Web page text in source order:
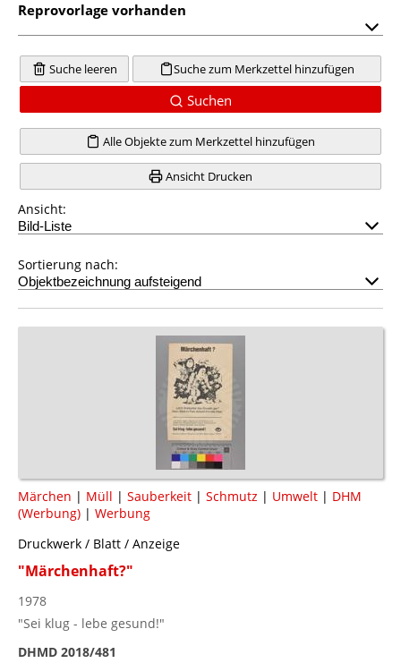
Reprovorlage vorhanden
Suche leeren Suche zum Merkzettel hinzufügen
Suchen
Alle Objekte zum Merkzettel hinzufügen
Ansicht Drucken
Ansicht:
Sortierung nach:
Märchen | Müll | Sauberkeit | Schmutz | Umwelt | DHM
(Werbung) | Werbung
Druckwerk / Blatt / Anzeige
"Märchenhaft?"
1978
"Sei klug - lebe gesund!"
DHMD 2018/481